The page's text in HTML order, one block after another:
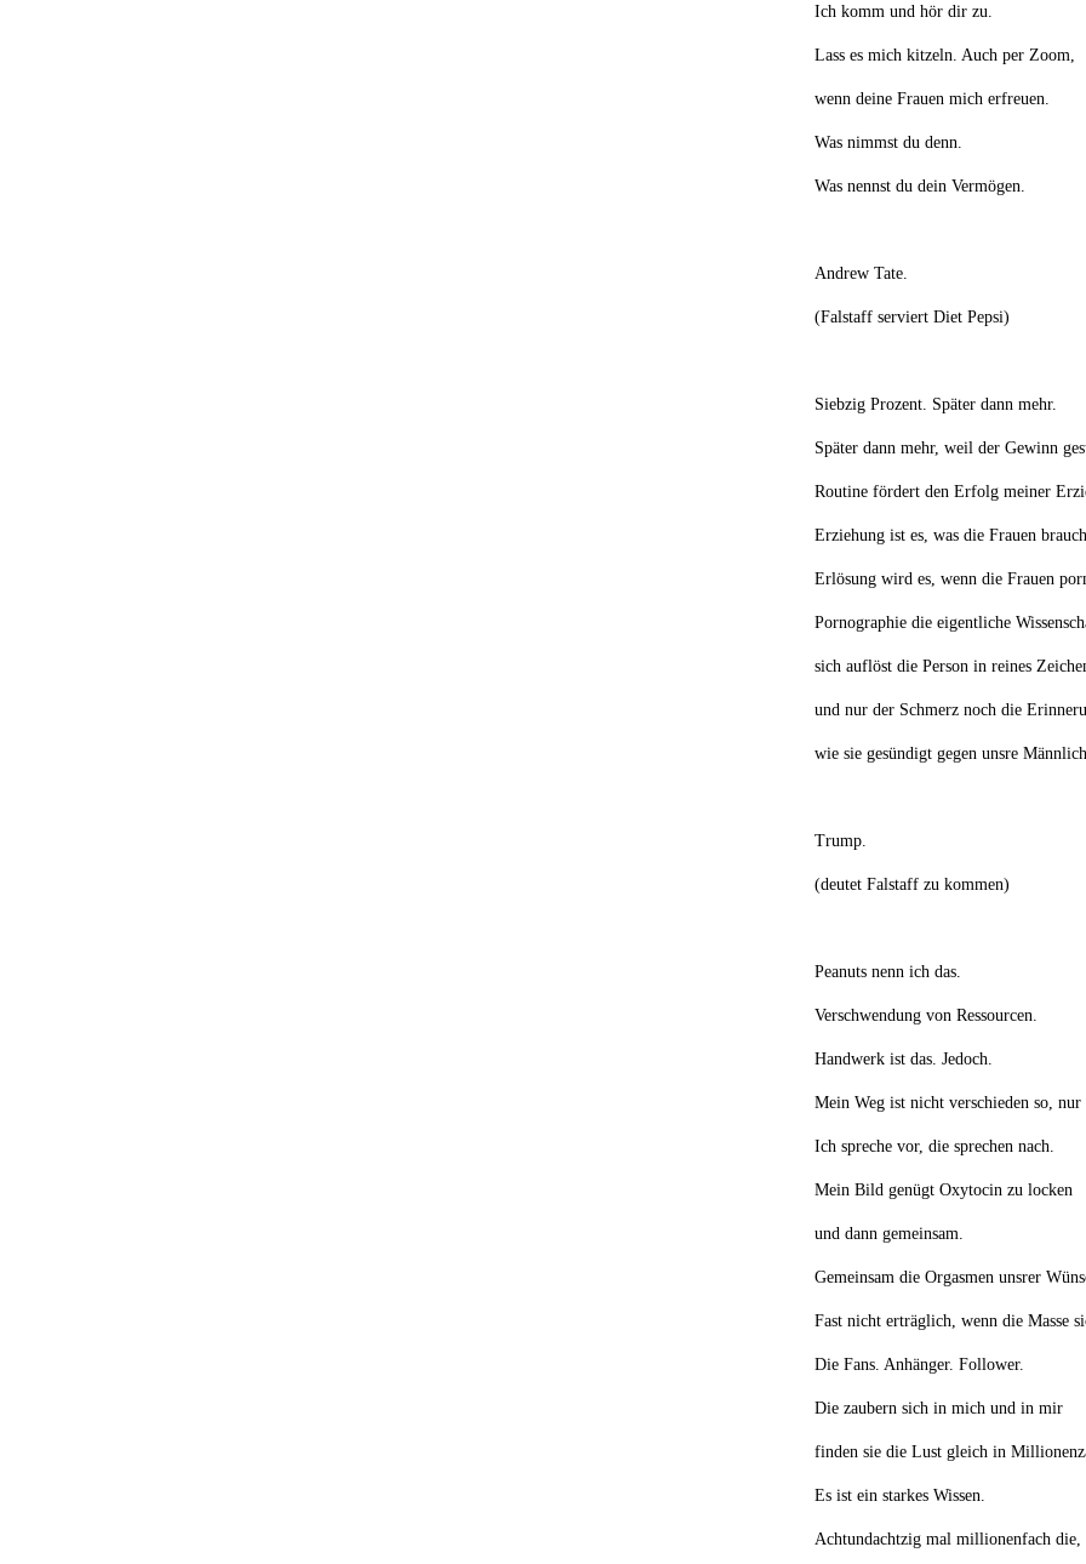
Ich komm und hör dir zu.
Lass es mich kitzeln. Auch per Zoom,
wenn deine Frauen mich erfreuen.
Was nimmst du denn.
Was nennst du dein Vermögen.
Andrew Tate.
(Falstaff serviert Diet Pepsi)
Siebzig Prozent. Später dann mehr.
Später dann mehr, weil der Gewinn
Routine fördert den Erfolg meiner
Erziehung ist es, was die Frauen
Erlösung wird es, wenn die Frauen
Pornographie die eigentliche
sich auflöst die Person in reines
und nur der Schmerz noch die
wie sie gesündigt gegen unsre
Trump.
(deutet Falstaff zu kommen)
Peanuts nenn ich das.
Verschwendung von Ressourcen.
Handwerk ist das. Jedoch.
Mein Weg ist nicht verschieden so, nur
Ich spreche vor, die sprechen nach.
Mein Bild genügt Oxytocin zu locken
und dann gemeinsam.
Gemeinsam die Orgasmen unsrer
Fast nicht erträglich, wenn die Masse
Die Fans. Anhänger. Follower.
Die zaubern sich in mich und in mir
finden sie die Lust gleich in
Es ist ein starkes Wissen.
Achtundachtzig mal millionenfach die,